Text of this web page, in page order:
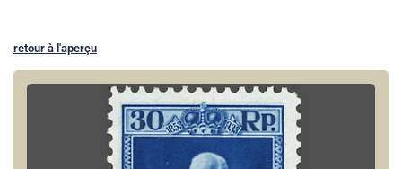
retour à l'aperçu